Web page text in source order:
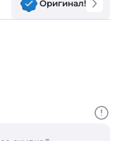
Оригинал!